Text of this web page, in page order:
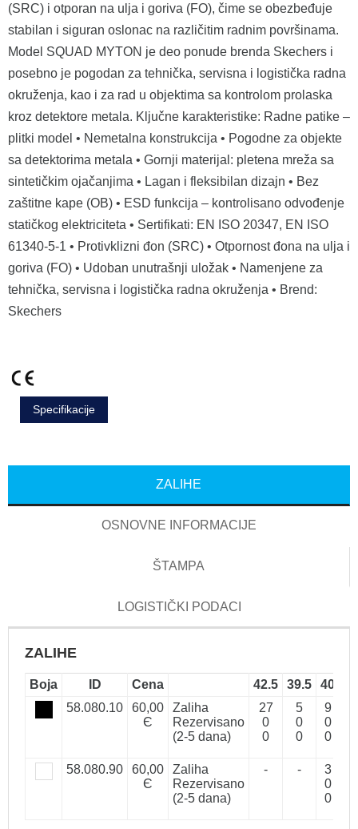
(SRC) i otporan na ulja i goriva (FO), čime se obezbeđuje
stabilan i siguran oslonac na različitim radnim površinama.
Model SQUAD MYTON je deo ponude brenda Skechers i
posebno je pogodan za tehnička, servisna i logistička radna
okruženja, kao i za rad u objektima sa kontrolom prolaska
kroz detektore metala. Ključne karakteristike: Radne patike –
plitki model • Nemetalna konstrukcija • Pogodne za objekte
sa detektorima metala • Gornji materijal: pletena mreža sa
sintetičkim ojačanjima • Lagan i fleksibilan dizajn • Bez
zaštitne kape (OB) • ESD funkcija – kontrolisano odvođenje
statičkog elektriciteta • Sertifikati: EN ISO 20347, EN ISO
61340-5-1 • Protivklizni đon (SRC) • Otpornost đona na ulja i
goriva (FO) • Udoban unutrašnji uložak • Namenjene za
tehnička, servisna i logistička radna okruženja • Brend:
Skechers
Specifikacije
ZALIHE
OSNOVNE INFORMACIJE
ŠTAMPA
LOGISTIČKI PODACI
ZALIHE
Boja ID Cena 42.5 39.5 40
58.080.10
60,00
Є
Zaliha
Rezervisano
(2-5 dana)
27
0
0
5
0
0
9
0
0
58.080.90
60,00
Є
Zaliha
Rezervisano
(2-5 dana)
- -
3
0
0